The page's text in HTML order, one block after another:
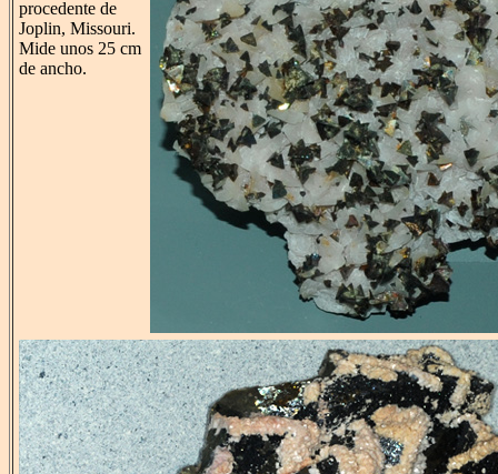
procedente de
Joplin, Missouri.
Mide unos 25 cm
de ancho.